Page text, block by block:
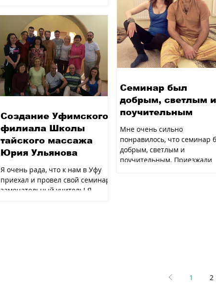
интересного Учителя Юрия
Ульянова. Его объемный...
Создание Уфимского
филиала Школы
тайского массажа
Юрия Ульянова
Я очень рада, что к нам в Уфу
приехал и провел свой семинар
замечательный учитель! Я
Семинар был
добрым, светлым и
поучительным
Мне очень сильно
понравилось, что семинар
добрым, светлым и
поучительным. Приезжали
1 2